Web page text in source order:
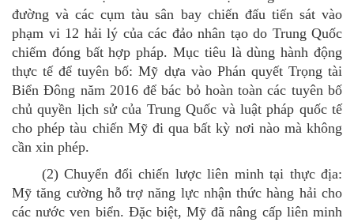
đường và các cụm tàu sân bay chiến đấu tiến sát vào
phạm vi 12 hải lý của các đảo nhân tạo do Trung Quốc
chiếm đóng bất hợp pháp. Mục tiêu là dùng hành động
thực tế để tuyên bố: Mỹ dựa vào Phán quyết Trọng tài
Biển Đông năm 2016 để bác bỏ hoàn toàn các tuyên bố
chủ quyền lịch sử của Trung Quốc và luật pháp quốc tế
cho phép tàu chiến Mỹ đi qua bất kỳ nơi nào mà không
cần xin phép.
(2)Chuyển đổi chiến lược liên minh tại thực địa:
Mỹ tăng cường hỗ trợ năng lực nhận thức hàng hải cho
các nước ven biển. Đặc biệt, Mỹ đã nâng cấp liên minh